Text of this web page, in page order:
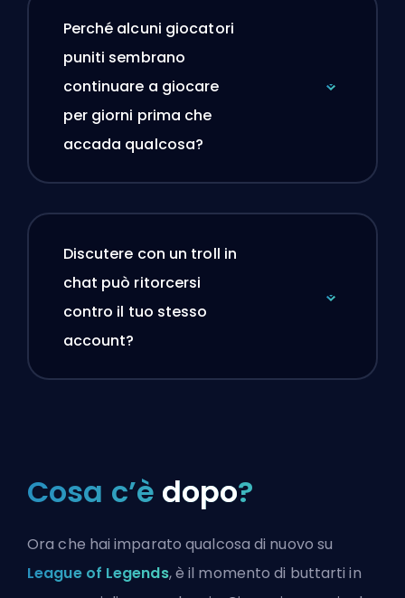
Perché alcuni giocatori
puniti sembrano
continuare a giocare
per giorni prima che
accada qualcosa?
Discutere con un troll in
chat può ritorcersi
contro il tuo stesso
account?
Cosa c’è dopo?
Ora che hai imparato qualcosa di nuovo su
League of Legends, è il momento di buttarti in